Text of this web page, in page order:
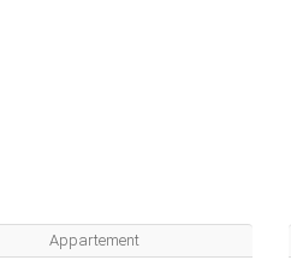
Appartement